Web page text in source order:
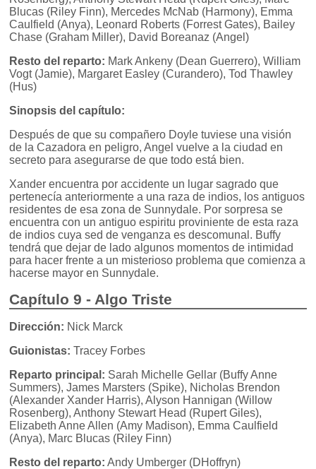
Blucas (Riley Finn), Mercedes McNab (Harmony), Emma
Caulfield (Anya), Leonard Roberts (Forrest Gates), Bailey
Chase (Graham Miller), David Boreanaz (Angel)
Resto del reparto: Mark Ankeny (Dean Guerrero), William
Vogt (Jamie), Margaret Easley (Curandero), Tod Thawley
(Hus)
Sinopsis del capítulo:
Después de que su compañero Doyle tuviese una visión
de la Cazadora en peligro, Angel vuelve a la ciudad en
secreto para asegurarse de que todo está bien.
Xander encuentra por accidente un lugar sagrado que
pertenecía anteriormente a una raza de indios, los antiguos
residentes de esa zona de Sunnydale. Por sorpresa se
encuentra con un antiguo espiritu proviniente de esta raza
de indios cuya sed de venganza es descomunal. Buffy
tendrá que dejar de lado algunos momentos de intimidad
para hacer frente a un misterioso problema que comienza a
hacerse mayor en Sunnydale.
Capítulo 9 - Algo Triste
Dirección: Nick Marck
Guionistas: Tracey Forbes
Reparto principal: Sarah Michelle Gellar (Buffy Anne
Summers), James Marsters (Spike), Nicholas Brendon
(Alexander Xander Harris), Alyson Hannigan (Willow
Rosenberg), Anthony Stewart Head (Rupert Giles),
Elizabeth Anne Allen (Amy Madison), Emma Caulfield
(Anya), Marc Blucas (Riley Finn)
Resto del reparto: Andy Umberger (DHoffryn)